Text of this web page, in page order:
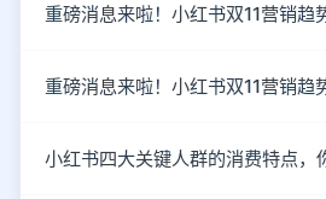
重磅消息来啦！小红书双11营销趋
重磅消息来啦！小红书双11营销趋
小红书四大关键人群的消费特点，